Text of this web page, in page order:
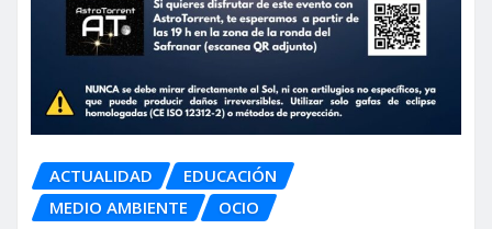
ACTUALIDAD
EDUCACIÓN
MEDIO AMBIENTE
OCIO